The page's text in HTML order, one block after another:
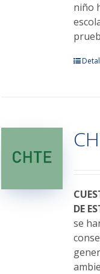
niño
Este
Las
elegir
en
la
de
DE
se